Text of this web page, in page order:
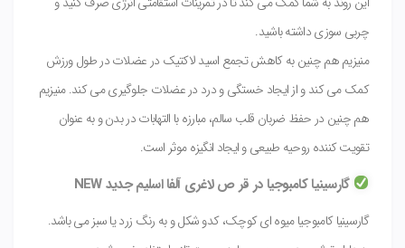
چربی سوزی داشته باشید.
منیزیم هم چنین به کاهش تجمع اسید لاکتیک در عضلات در طول ورزش
کمک می کند و از ایجاد خستگی و درد در عضلات جلوگیری می کند. منیزیم
هم چنین در حفظ ضربان قلب سالم، مبارزه با التهابات در بدن و به عنوان
تقویت کننده روحیه طبیعی و ایجاد انگیزه موثر است.
گارسینیا کامبوجیا در قر ص لاغری آلفا اسلیم جدید NEW
گارسینیا کامبوجیا میوه ای کوچک، کدو شکل و به رنگ زرد یا سبز می باشد.